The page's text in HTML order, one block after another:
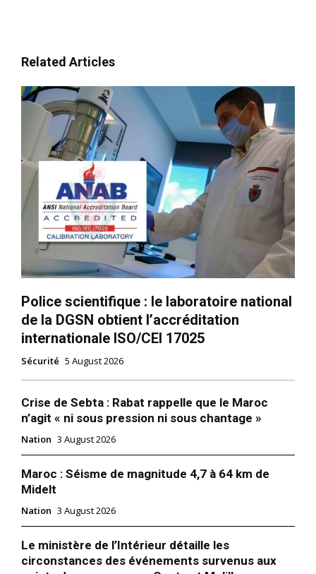
le1.ma
l'intelligence de
l'information
S'ABONNER MAINTENANT
Insight Publications
À propos
Related Articles
Police scientifique : le laboratoire national
de la DGSN obtient l’accréditation
internationale ISO/CEI 17025
Sécurité 5 August 2026
Crise de Sebta : Rabat rappelle que le Maroc
n’agit « ni sous pression ni sous chantage »
Nation 3 August 2026
Maroc : Séisme de magnitude 4,7 à 64 km de
Midelt
Nation 3 August 2026
Le ministère de l’Intérieur détaille les
circonstances des événements survenus aux